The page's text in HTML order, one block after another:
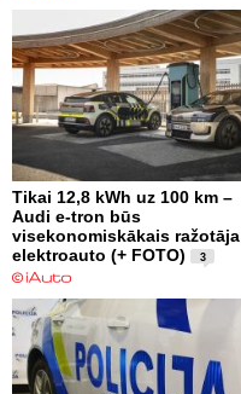
Tikai 12,8 kWh uz 100 km –
Audi e-tron būs
visekonomiskākais ražotāja
elektroauto (+ FOTO)
3